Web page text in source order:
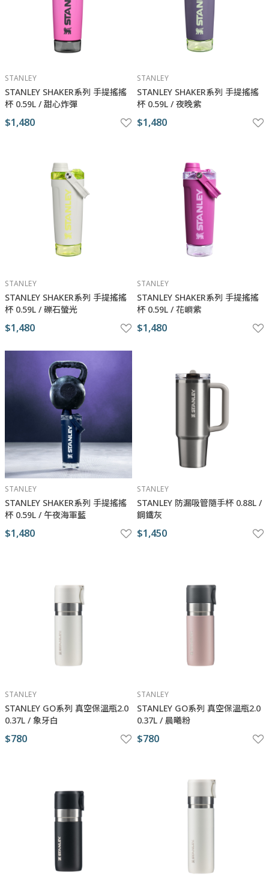
STANLEY
STANLEY SHAKER系列 手提搖搖
杯 0.59L / 甜心炸彈
$1,480
STANLEY
STANLEY SHAKER系列 手提搖搖
杯 0.59L / 夜晚紫
$1,480
STANLEY
STANLEY SHAKER系列 手提搖搖
杯 0.59L / 礫石螢光
$1,480
STANLEY
STANLEY SHAKER系列 手提搖搖
杯 0.59L / 花嶼紫
$1,480
STANLEY
STANLEY SHAKER系列 手提搖搖
杯 0.59L / 午夜海軍藍
$1,480
STANLEY
STANLEY 防漏吸管隨手杯 0.88L /
鋼鐵灰
$1,450
STANLEY
STANLEY ​​​GO系列 真空保溫瓶2.0
0.37L / 象牙白
$780
STANLEY
STANLEY ​​​GO系列 真空保溫瓶2.0
0.37L / 晨曦粉
$780
與瑪黑對話
若有任何產品相關或訂單服務問題？